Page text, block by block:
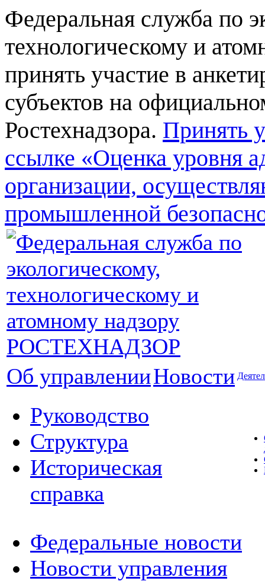
Федеральная служба по
технологическому и
принять участие в
субъектов на
Ростехнадзора. Принять
ссылке «Оценка уровня
организации,
промышленной
Об управленииНовости
Руководство
Структура
Историческая
справка
Федеральные новости
Новости управления